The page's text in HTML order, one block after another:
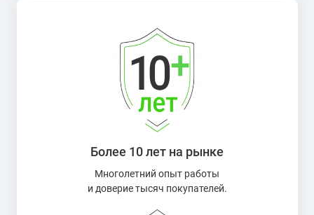
Более 10 лет на рынке
Многолетний опыт работы
и доверие тысяч покупателей.